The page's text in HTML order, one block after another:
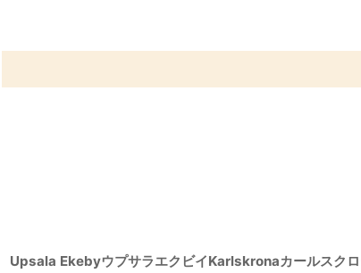
Upsala EkebyウプサラエクビイKarlskronaカールスク